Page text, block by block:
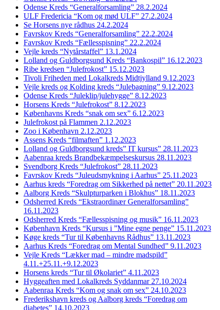
Odense Kreds “Generalforsamling” 28.2.2024
ULF Fredericia “Kom og mød ULF” 27.2.2024
Se Horsens nye rådhus 24.2.2024
Favrskov Kreds “Generalforsamling” 22.2.2024
Favrskov Kreds “Fællesspisning” 22.2.2024
Vejle kreds “Nytårstaffel” 13.1.2024
Lolland og Guldborgsund Kreds “Bankospil” 16.12.2023
Ribe kredsen “Julefrokost” 15.12.2023
Tivoli Friheden med Lokalkreds Midtjylland 9.12.2023
Vejle kreds og Kolding kreds “Julebagning” 9.12.2023
Odense Kreds “Juleklip/julehygge” 8.12.2023
Horsens Kreds “Julefrokost” 8.12.2023
Københavns Kreds “snak om sex” 6.12.2023
Julefrokost på Flammen 2.12.2023
Zoo i København 2.12.2023
Assens Kreds “filmaften” 1.12.2023
Lolland og Guldborgsund kreds” IT kursus” 28.11.2023
Aabenraa kreds Brandbekæmpelseskursus 28.11.2023
Svendborg Kreds “Julefrokost” 28.11.2023
Favrskov Kreds “Juleudsmykning i Aarhus” 25.11.2023
Aarhus kreds “Foredrag om Sikkerhed på nettet” 20.11.2023
Aalborg Kreds “Skulpturparken i Blokhus” 18.11.2023
Odsherred Kreds “Ekstraordinær Generalforsamling”
16.11.2023
Odsherred Kreds “Fællesspisning og musik” 16.11.2023
København Kreds “Kursus i ”Mine egne penge” 15.11.2023
Køge kreds “Tur til Københavns Rådhus” 13.11.2023
Aarhus Kreds “Foredrag om Mental Sundhed” 9.11.2023
Vejle Kreds “Lækker mad – mindre madspild”
4.11.+25.11.+9.12.2023
Horsens kreds “Tur til Økolariet” 4.11.2023
Hyggeaften med Lokalkreds Syddanmar 27.10.2024
Aabenraa Kreds “Kom og snak om sex” 24.10.2023
Frederikshavn kreds og Aalborg kreds “Foredrag om
diabetes” 14.10.2023